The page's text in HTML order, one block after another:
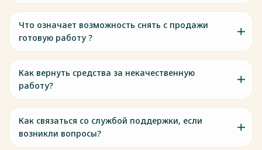
как необходимое условие социально-экономической
модернизации России // Законодательство и экономика.
2016. №2.
29. Лебедев В.М. Судебная власть в современной России:
проблемы становления и развития. - СПб., 2001. - 383 с.
30. Нерсеянц В.С. Общая теория государства и права.
Учебник для ВУЗов. –М.: Норма. 2004.
31. Орлова О.В. Гражданское общество и личность:
политико-правовые аспекты – М.: МЗ-Пресс, 2005.
Весь текст будет доступен
Что означает возможность снять с продажи
готовую работу ?
Как вернуть средства за некачественную
работу?
Как связаться со службой поддержки, если
возникли вопросы?